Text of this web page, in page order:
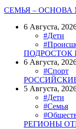
СЕМЬЯ –
6 Августа,
#Дети
ПОДРОСТОК
6 Августа,
#Спорт
5 Августа,
#Дети
#Семья
РЕГИОНЫ